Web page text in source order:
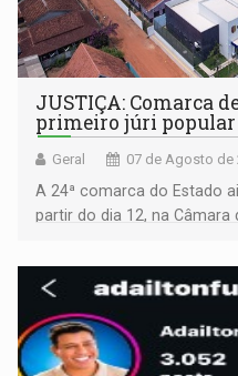
JUSTIÇA: Comarca
primeiro júri popular
Geral 07 de Agosto de
A 24ª comarca do Estado
partir do dia 12, na